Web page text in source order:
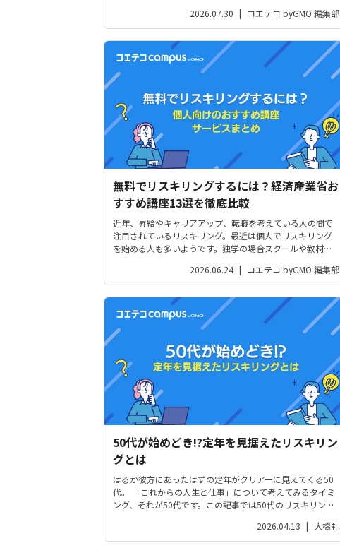
る？」「何をやればいいか分からない」と悩む人も多いこ
とでしょう。この記事では、リス...
2026.07.30 | コエテコ byGMO 編集部
無料でリスキリングするには？経済産業省お
すすめ講座13選を徹底比較
近年、昇給やキャリアアップ、転職を考えている人の間で
注目されているリスキリング。最近は個人でリスキリング
を始める人も多いようです。独学の場合スクールや教材を
たい」「まずは無料講座から始めてみたい」と考える方も
いるでしょう。そこで今回は無料で利...
2026.06.24 | コエテコ byGMO 編集部
50代が始めどき!?定年を見据えたリスキリン
グとは
はるか彼方にあったはずの定年がクリアーに見えてくる50
代。 「これからの人生と仕事」について考えてみるタイミ
ング、それが50代です。この記事では50代のリスキリング
2026.04.13 | 大橋礼